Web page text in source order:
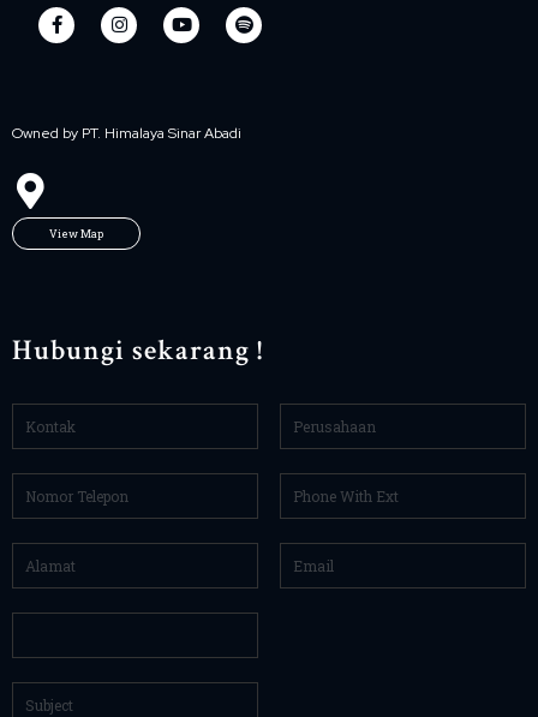
Owned by PT. Himalaya Sinar Abadi
View Map
Hubungi sekarang !